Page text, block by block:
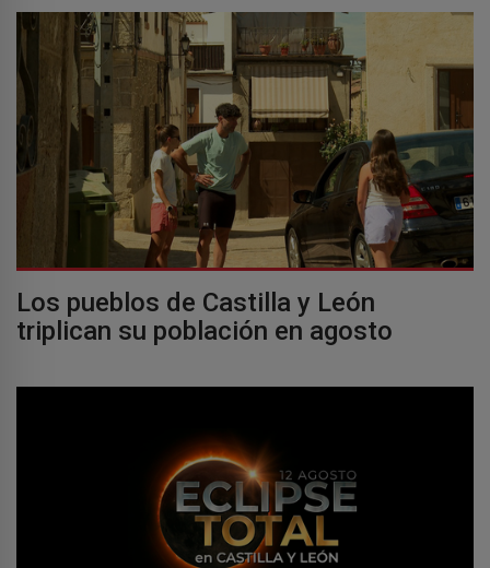
Los pueblos de Castilla y León
triplican su población en agosto